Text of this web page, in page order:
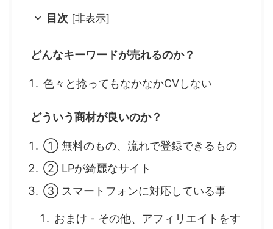
目次 [非表示]
どんなキーワードが売れるのか？
色々と捻ってもなかなかCVしない
どういう商材が良いのか？
① 無料のもの、流れで登録できるもの
② LPが綺麗なサイト
③ スマートフォンに対応している事
おまけ - その他、アフィリエイトをす